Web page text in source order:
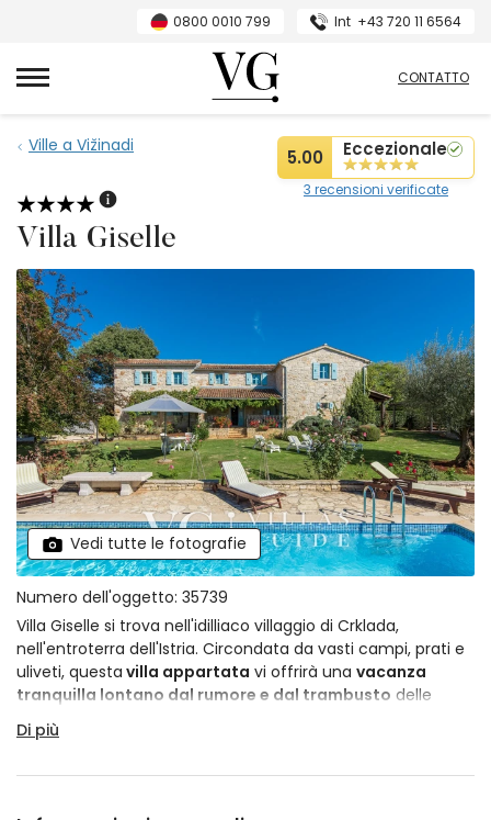
0800 0010 799 Int +43 720 11 6564
Villas Guide
CONTATTO
Ville a Vižinadi
5.00 Eccezionale
3 recensioni verificate
Villa Giselle
Vedi tutte le fotografie
Numero dell'oggetto: 35739
Villa Giselle si trova nell'idilliaco villaggio di Crklada,
nell'entroterra dell'Istria. Circondata da vasti campi, prati e
uliveti, questa villa appartata vi offrirà una vacanza
tranquilla lontano dal rumore e dal trambusto delle
città. Ogni angolo della villa è stato progettato e decorato
con cura, dalle persiane blu pastello delle finestre agli
Di più